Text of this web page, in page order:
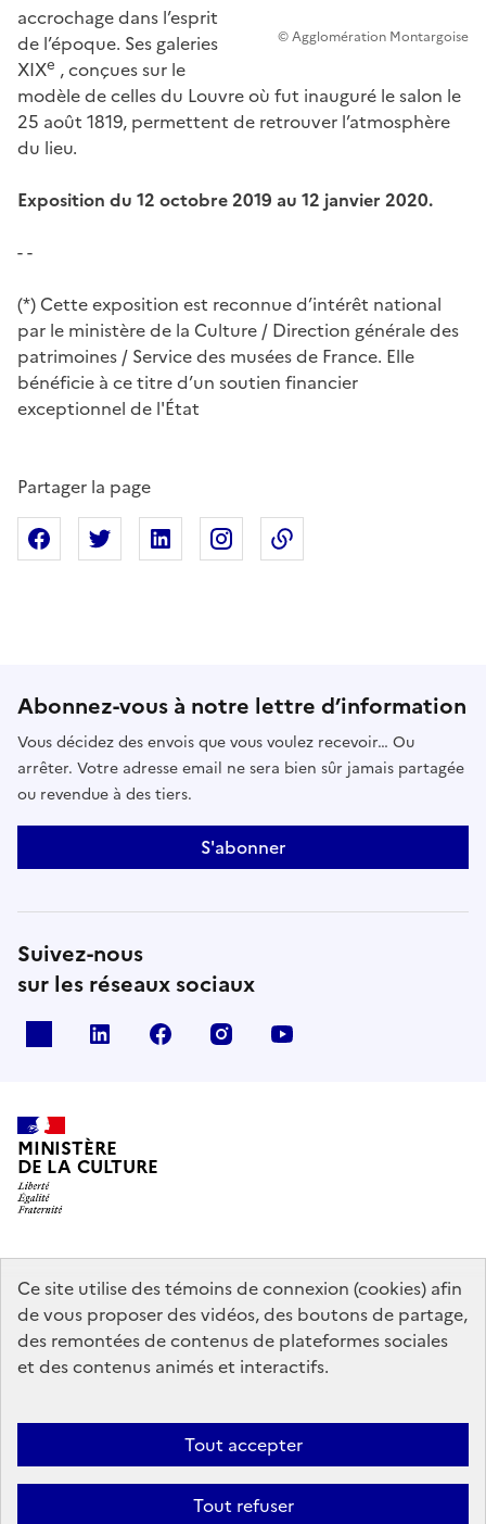
Ce site utilise des témoins de connexion (cookies) afin
de vous proposer des vidéos, des boutons de partage,
des remontées de contenus de plateformes sociales
et des contenus animés et interactifs.
Tout accepter
Tout refuser
© Agglomération Montargoise
accrochage dans l’esprit
de l’époque. Ses galeries
XIXe , conçues sur le
modèle de celles du Louvre où fut inauguré le salon le
25 août 1819, permettent de retrouver l’atmosphère
du lieu.
Exposition du 12 octobre 2019 au 12 janvier 2020.
- -
(*) Cette exposition est reconnue d’intérêt national
par le ministère de la Culture / Direction générale des
patrimoines / Service des musées de France. Elle
bénéficie à ce titre d’un soutien financier
exceptionnel de l'État
Partager la page
Partager sur Facebook
Partager sur XPartager sur Linkedin
Partager sur Instagram
Abonnez-vous à notre lettre d’information
Vous décidez des envois que vous voulez recevoir… Ou
arrêter. Votre adresse email ne sera bien sûr jamais partagée
ou revendue à des tiers.
S'abonner
Suivez-nous
sur les réseaux sociaux
linkedin facebook instagram
MINISTÈRE
DE LA CULTURE
data.gouv.fr legifrance.gouv.fr
info.gouv.fr
service-public.gouv.fr
Mentions légales Accessibilité : partiellement conforme
Politique
d’utilisation des témoins de connexion (cookies)
Plan du site